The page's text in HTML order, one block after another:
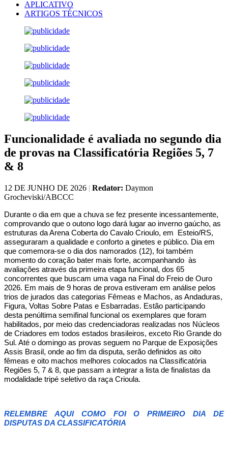
APLICATIVO
ARTIGOS TÉCNICOS
Funcionalidade é avaliada no segundo dia
de provas na Classificatória Regiões 5, 7
& 8
12 DE JUNHO DE 2026 | Redator: Daymon
Grocheviski/ABCCC
Durante o dia em que a chuva se fez presente incessantemente,
comprovando que o outono logo dará lugar ao inverno gaúcho, as
estruturas da Arena Coberta do Cavalo Crioulo, em Esteio/RS,
asseguraram a qualidade e conforto a ginetes e público. Dia em
que comemora-se o dia dos namorados (12), foi também
momento do coração bater mais forte, acompanhando às
avaliações através da primeira etapa funcional, dos 65
concorrentes que buscam uma vaga na Final do Freio de Ouro
2026. Em mais de 9 horas de prova estiveram em análise pelos
trios de jurados das categorias Fêmeas e Machos, as Andaduras,
Figura, Voltas Sobre Patas e Esbarradas. Estão participando
desta penúltima semifinal funcional os exemplares que foram
habilitados, por meio das credenciadoras realizadas nos Núcleos
de Criadores em todos estados brasileiros, exceto Rio Grande do
Sul. Até o domingo as provas seguem no Parque de Exposições
Assis Brasil, onde ao fim da disputa, serão definidos as oito
fêmeas e oito machos melhores colocados na Classificatória
Regiões 5, 7 & 8, que passam a integrar a lista de finalistas da
modalidade tripé seletivo da raça Crioula.
RELEMBRE AQUI COMO FOI O PRIMEIRO DIA DE
DISPUTAS DA CLASSIFICATÓRIA